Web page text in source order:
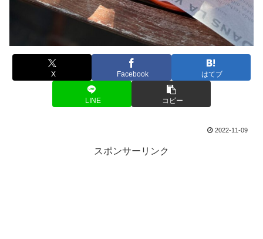
X Facebook はてブ
LINE コピー
2022-11-09
スポンサーリンク